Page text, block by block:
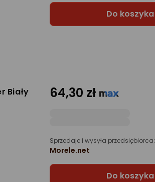
Do koszyka
Biały 64,30 zł
Sprzedaje i wysyła przedsiębiorca:
Morele.net
Do koszyka